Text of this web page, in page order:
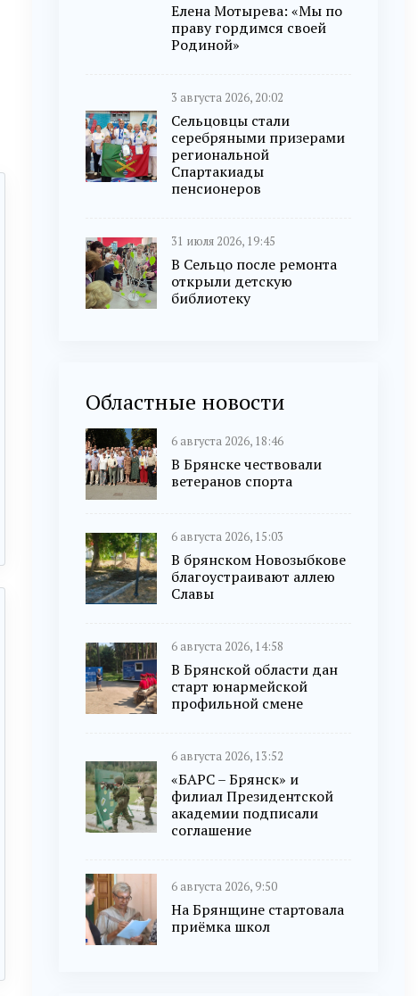
Елена Мотырева: «Мы по
праву гордимся своей
Родиной»
3 августа 2026, 20:02
Сельцовцы стали
серебряными призерами
региональной
Спартакиады
пенсионеров
31 июля 2026, 19:45
В Сельцо после ремонта
открыли детскую
библиотеку
Областные новости
6 августа 2026, 18:46
В Брянске чествовали
ветеранов спорта
6 августа 2026, 15:03
В брянском Новозыбкове
благоустраивают аллею
Славы
6 августа 2026, 14:58
В Брянской области дан
старт юнармейской
профильной смене
6 августа 2026, 13:52
«БАРС – Брянск» и
филиал Президентской
академии подписали
соглашение
6 августа 2026, 9:50
На Брянщине стартовала
приёмка школ